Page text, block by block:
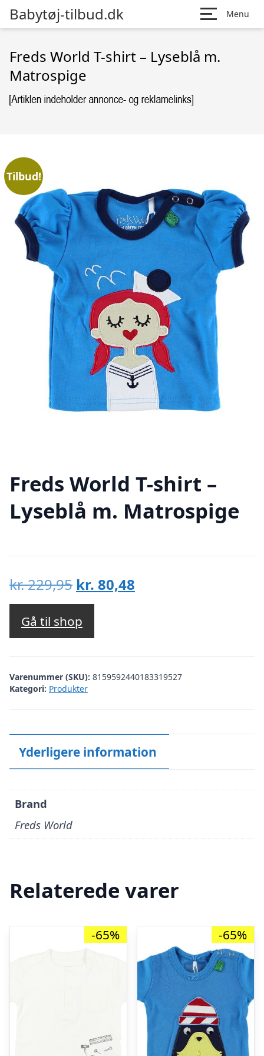
Babytøj-tilbud.dk Menu
Freds World T-shirt – Lyseblå m.
Matrospige
Tilbud!
Freds World T-shirt –
Lyseblå m. Matrospige
kr.229,95 Den
oprindelige
pris
var:
kr. 229,95.
kr. 80,48
kr. 80,48.
Gå til shop
Varenummer (SKU): 8159592440183319527
Kategori: Produkter
Yderligere information
Brand
Freds World
Relaterede varer
-65% -65%